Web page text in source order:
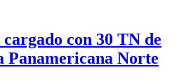
con 30 TN de
Panamericana Norte